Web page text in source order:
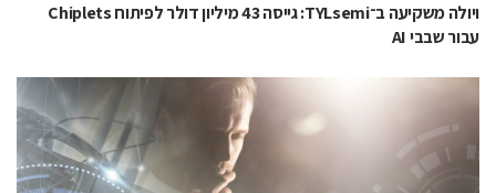
ויולה משקיעה ב־TYLsemi: גייסה 43 מיליון דולר לפיתוח Chiplets
עבור שבבי AI